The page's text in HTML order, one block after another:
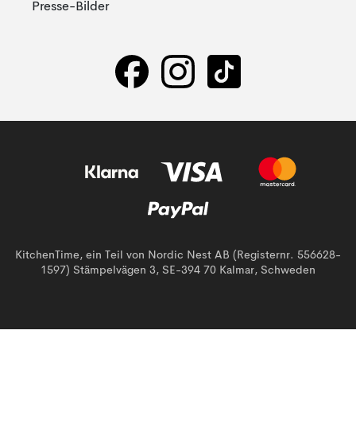
Presse-Bilder
KitchenTime, ein Teil von Nordic Nest AB (Registernr. 556628-
1597) Stämpelvägen 3, SE-394 70 Kalmar, Schweden